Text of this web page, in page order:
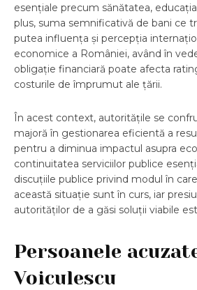
esențiale precum sănătatea,
plus, suma semnificativă de bani ce
putea influența și percepția
economice a României, având în
obligație financiară poate afecta
costurile de împrumut ale țării.
În acest context, autoritățile se
majoră în gestionarea eficientă a
pentru a diminua impactul asupra
continuitatea serviciilor publice
discuțiile publice privind modul în
această situație sunt în curs, iar
autorităților de a găsi soluții viabile
Persoanele
Voiculescu